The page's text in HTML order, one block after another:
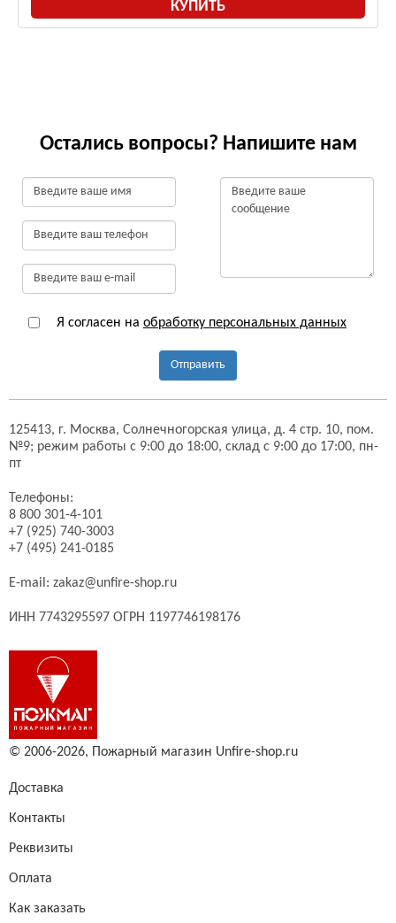
КУПИТЬ
Остались вопросы? Напишите нам
Я согласен на обработку персональных данных
Отправить
125413, г. Москва, Солнечногорская улица, д. 4 стр. 10, пом.
№9; режим работы с 9:00 до 18:00, склад с 9:00 до 17:00, пн-
пт
Телефоны:
8 800 301-4-101
+7 (925) 740-3003
+7 (495) 241-0185
E-mail: zakaz@unfire-shop.ru
ИНН 7743295597 ОГРН 1197746198176
© 2006-2026, Пожарный магазин Unfire-shop.ru
Доставка
Контакты
Реквизиты
Оплата
Как заказать